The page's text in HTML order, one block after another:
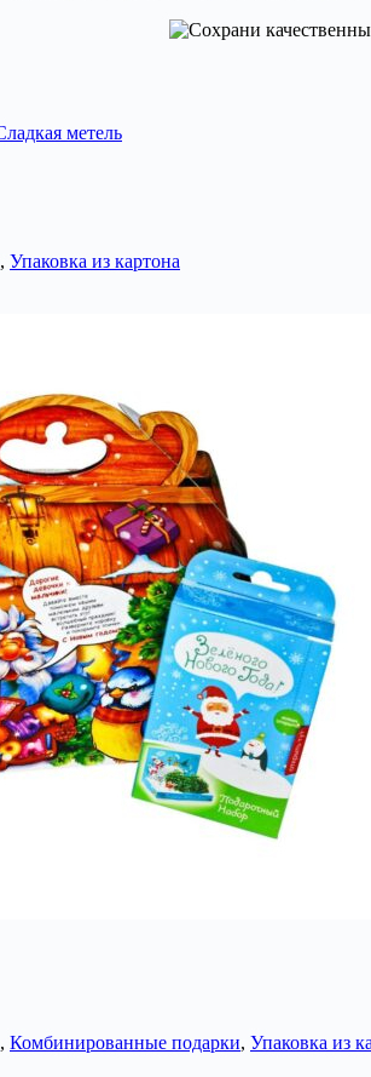
, Упаковка из картона
, Комбинированные подарки, Упаковка из